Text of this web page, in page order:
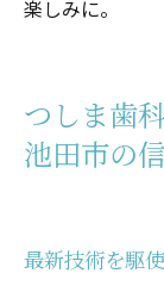
楽しみに。
つしま歯
池田市の
最新技術を駆